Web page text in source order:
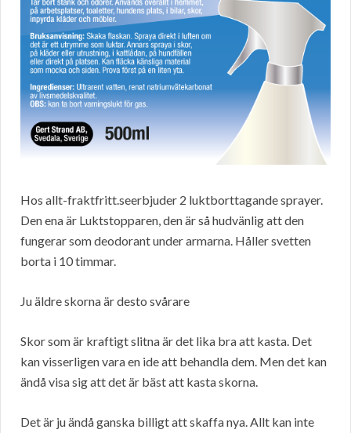
Hos allt-fraktfritt.seerbjuder 2 luktborttagande sprayer.
Den ena är Luktstopparen, den är så hudvänlig att den
fungerar som deodorant under armarna. Håller svetten
borta i 10 timmar.
Ju äldre skorna är desto svårare
Skor som är kraftigt slitna är det lika bra att kasta. Det
kan visserligen vara en ide att behandla dem. Men det kan
ändå visa sig att det är bäst att kasta skorna.
Det är ju ändå ganska billigt att skaffa nya. Allt kan inte